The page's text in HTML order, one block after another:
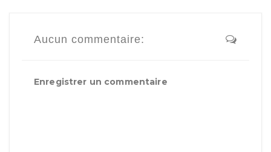
Aucun commentaire:
Enregistrer un commentaire